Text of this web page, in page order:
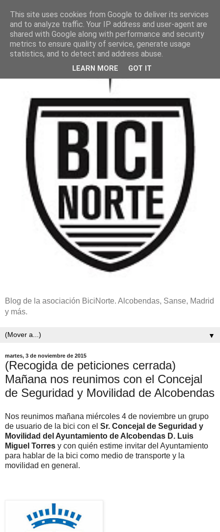
Blog de la asociación BiciNorte. Alcobendas, Sanse, Madrid
y más.
▼
martes, 3 de noviembre de 2015
(Recogida de peticiones cerrada)
Mañana nos reunimos con el Concejal
de Seguridad y Movilidad de Alcobendas
Nos reunimos mañana miércoles 4 de noviembre un grupo
de usuario de la bici con el Sr. Concejal de Seguridad y
Movilidad del Ayuntamiento de Alcobendas D. Luis
Miguel Torres y con quién estime invitar del Ayuntamiento
para hablar de la bici como medio de transporte y la
movilidad en general.
This site uses cookies from Google to deliver its services
and to analyze traffic. Your IP address and user-agent are
shared with Google along with performance and security
metrics to ensure quality of service, generate usage
statistics, and to detect and address abuse.
LEARN MORE GOT IT